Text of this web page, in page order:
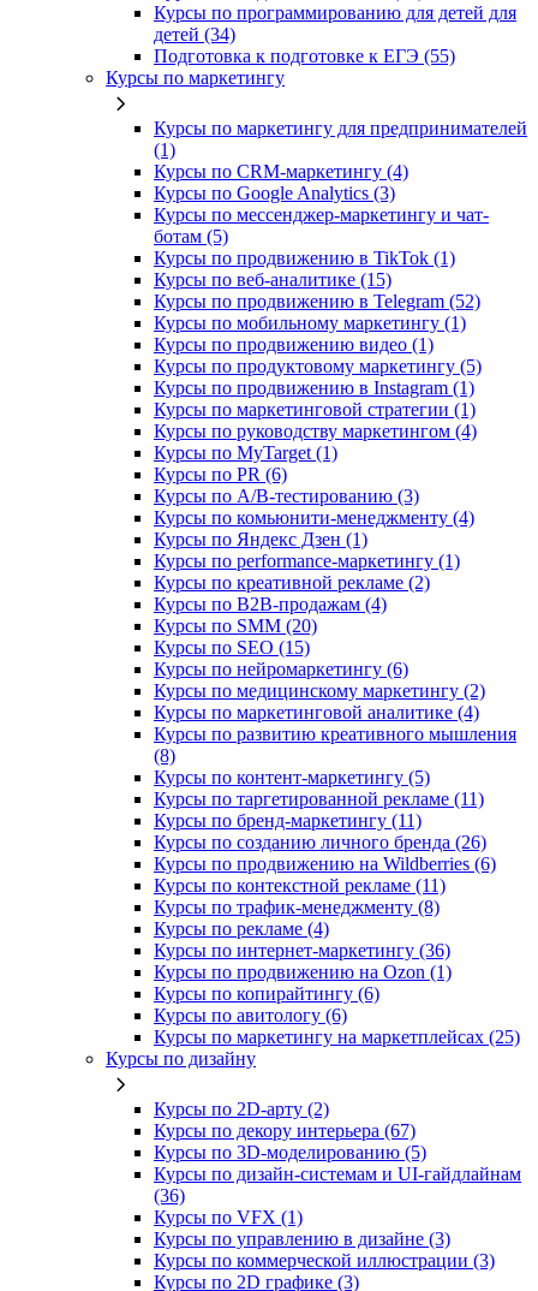
Курсы по программированию для детей для
детей (34)
Подготовка к подготовке к ЕГЭ (55)
Курсы по маркетингу
Курсы по маркетингу для предпринимателей
(1)
Курсы по CRM-маркетингу (4)
Курсы по Google Analytics (3)
Курсы по мессенджер-маркетингу и чат-
ботам (5)
Курсы по продвижению в TikTok (1)
Курсы по веб-аналитике (15)
Курсы по продвижению в Telegram (52)
Курсы по мобильному маркетингу (1)
Курсы по продвижению видео (1)
Курсы по продуктовому маркетингу (5)
Курсы по продвижению в Instagram (1)
Курсы по маркетинговой стратегии (1)
Курсы по руководству маркетингом (4)
Курсы по MyTarget (1)
Курсы по PR (6)
Курсы по A/B-тестированию (3)
Курсы по комьюнити-менеджменту (4)
Курсы по Яндекс Дзен (1)
Курсы по performance-маркетингу (1)
Курсы по креативной рекламе (2)
Курсы по B2B-продажам (4)
Курсы по SMM (20)
Курсы по SEO (15)
Курсы по нейромаркетингу (6)
Курсы по медицинскому маркетингу (2)
Курсы по маркетинговой аналитике (4)
Курсы по развитию креативного мышления
(8)
Курсы по контент-маркетингу (5)
Курсы по таргетированной рекламе (11)
Курсы по бренд-маркетингу (11)
Курсы по созданию личного бренда (26)
Курсы по продвижению на Wildberries (6)
Курсы по контекстной рекламе (11)
Курсы по трафик-менеджменту (8)
Курсы по рекламе (4)
Курсы по интернет-маркетингу (36)
Курсы по продвижению на Ozon (1)
Курсы по копирайтингу (6)
Курсы по авитологу (6)
Курсы по маркетингу на маркетплейсах (25)
Курсы по дизайну
Курсы по 2D‑арту (2)
Курсы по декору интерьера (67)
Курсы по 3D‑моделированию (5)
Курсы по дизайн-системам и UI-гайдлайнам
(36)
Курсы по VFX (1)
Курсы по управлению в дизайне (3)
Курсы по коммерческой иллюстрации (3)
Курсы по 2D графике (3)